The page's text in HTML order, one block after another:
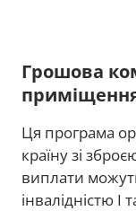
Грошова
Ця програма
країну зі
виплати
інвалідністю I